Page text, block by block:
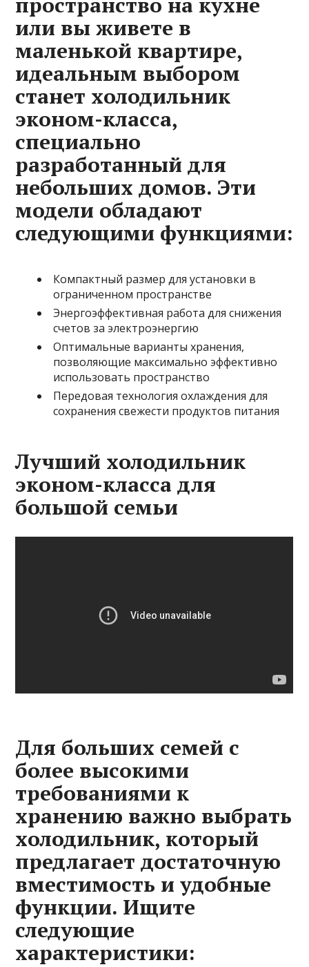
или вы живете в
маленькой квартире,
идеальным выбором
станет холодильник
эконом-класса,
специально
разработанный для
небольших домов. Эти
модели обладают
следующими функциями:
Компактный размер для установки в
ограниченном пространстве
Энергоэффективная работа для снижения
счетов за электроэнергию
Оптимальные варианты хранения,
позволяющие максимально эффективно
использовать пространство
Передовая технология охлаждения для
сохранения свежести продуктов питания
Лучший холодильник
эконом-класса для
большой семьи
Для больших семей с
более высокими
требованиями к
хранению важно выбрать
холодильник, который
предлагает достаточную
вместимость и удобные
функции. Ищите
следующие
характеристики: